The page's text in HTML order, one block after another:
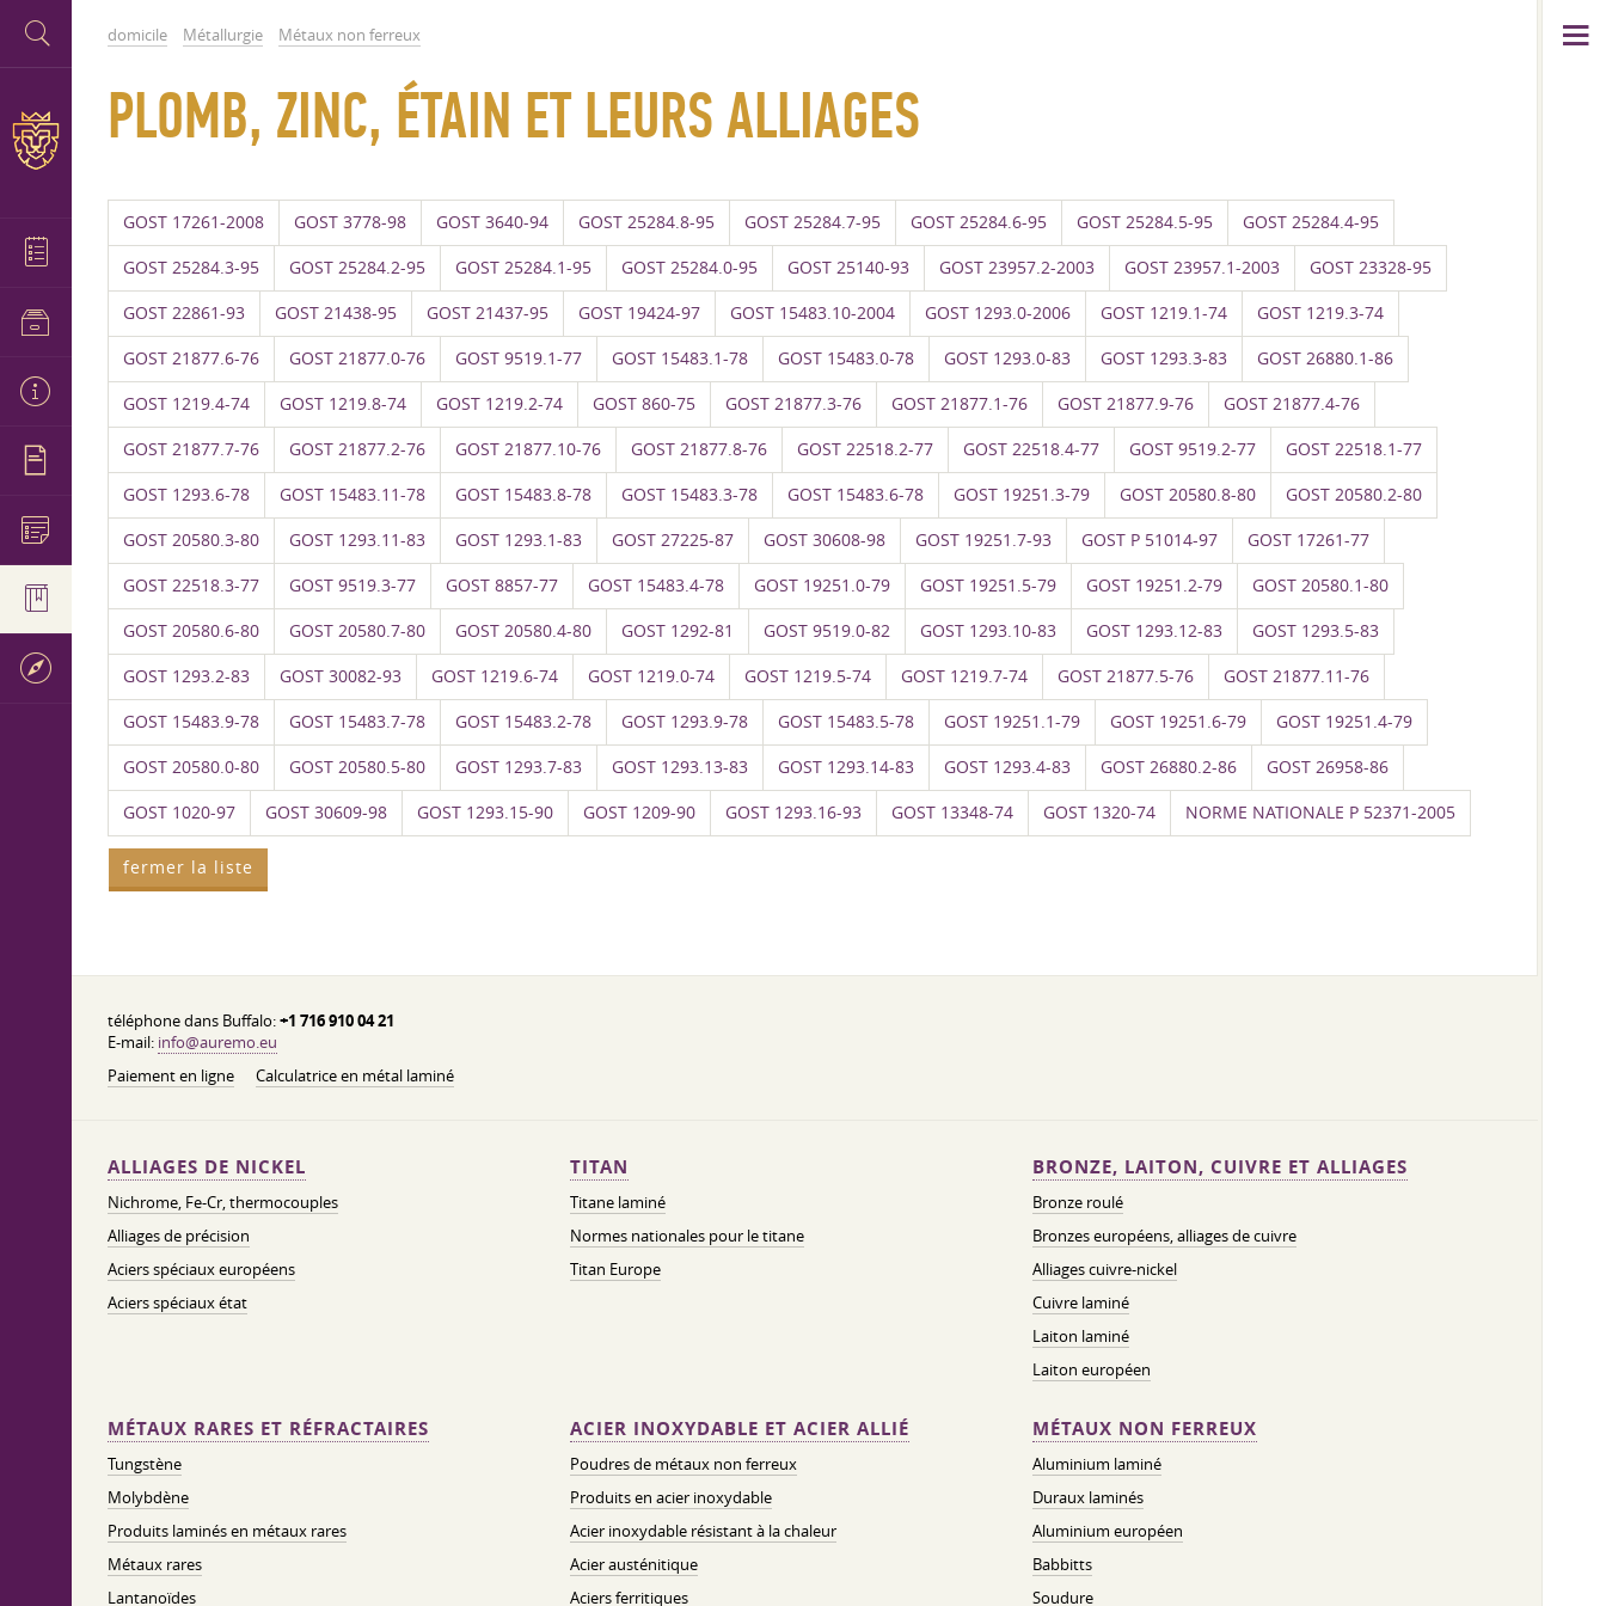
domicile Métallurgie Métaux non ferreux
PLOMB, ZINC, ÉTAIN ET LEURS ALLIAGES
GOST 17261-2008 GOST 3778-98 GOST 3640-94 GOST 25284.8-95 GOST 25284.7-95 GOST 25284.6-95 GOST 25284.5-95 GOST 25284.4-95
GOST 25284.3-95 GOST 25284.2-95 GOST 25284.1-95 GOST 25284.0-95 GOST 25140-93 GOST 23957.2-2003 GOST 23957.1-2003 GOST 23328-95
GOST 22861-93 GOST 21438-95 GOST 21437-95 GOST 19424-97 GOST 15483.10-2004 GOST 1293.0-2006 GOST 1219.1-74 GOST 1219.3-74
GOST 21877.6-76 GOST 21877.0-76 GOST 9519.1-77 GOST 15483.1-78 GOST 15483.0-78 GOST 1293.0-83 GOST 1293.3-83 GOST 26880.1-86
GOST 1219.4-74 GOST 1219.8-74 GOST 1219.2-74 GOST 860-75 GOST 21877.3-76 GOST 21877.1-76 GOST 21877.9-76 GOST 21877.4-76
GOST 21877.7-76 GOST 21877.2-76 GOST 21877.10-76 GOST 21877.8-76 GOST 22518.2-77 GOST 22518.4-77 GOST 9519.2-77 GOST 22518.1-77
GOST 1293.6-78 GOST 15483.11-78 GOST 15483.8-78 GOST 15483.3-78 GOST 15483.6-78 GOST 19251.3-79 GOST 20580.8-80 GOST 20580.2-80
GOST 20580.3-80 GOST 1293.11-83 GOST 1293.1-83 GOST 27225-87 GOST 30608-98 GOST 19251.7-93 GOST P 51014-97 GOST 17261-77
GOST 22518.3-77 GOST 9519.3-77 GOST 8857-77 GOST 15483.4-78 GOST 19251.0-79 GOST 19251.5-79 GOST 19251.2-79 GOST 20580.1-80
GOST 20580.6-80 GOST 20580.7-80 GOST 20580.4-80 GOST 1292-81 GOST 9519.0-82 GOST 1293.10-83 GOST 1293.12-83 GOST 1293.5-83
GOST 1293.2-83 GOST 30082-93 GOST 1219.6-74 GOST 1219.0-74 GOST 1219.5-74 GOST 1219.7-74 GOST 21877.5-76 GOST 21877.11-76
GOST 15483.9-78 GOST 15483.7-78 GOST 15483.2-78 GOST 1293.9-78 GOST 15483.5-78 GOST 19251.1-79 GOST 19251.6-79 GOST 19251.4-79
GOST 20580.0-80 GOST 20580.5-80 GOST 1293.7-83 GOST 1293.13-83 GOST 1293.14-83 GOST 1293.4-83 GOST 26880.2-86 GOST 26958-86
GOST 1020-97 GOST 30609-98 GOST 1293.15-90 GOST 1209-90 GOST 1293.16-93 GOST 13348-74 GOST 1320-74 NORME NATIONALE P 52371-2005
fermer la liste
téléphone dans Buffalo:+1 716 910 04 21
E-mail: info@auremo.eu
Paiement en ligne
Calculatrice en métal laminé
ALLIAGES DE NICKEL
Nichrome, Fe-Cr, thermocouples
Alliages de précision
Aciers spéciaux européens
Aciers spéciaux état
TITAN
Titane laminé
Normes nationales pour le titane
Titan Europe
BRONZE, LAITON, CUIVRE ET ALLIAGES
Bronze roulé
Bronzes européens, alliages de cuivre
Alliages cuivre-nickel
Cuivre laminé
Laiton laminé
Laiton européen
MÉTAUX RARES ET RÉFRACTAIRES
Tungstène
Molybdène
Produits laminés en métaux rares
Métaux rares
Lantanoïdes
ACIER INOXYDABLE ET ACIER ALLIÉ
Poudres de métaux non ferreux
Produits en acier inoxydable
Acier inoxydable résistant à la chaleur
Acier austénitique
Aciers ferritiques
MÉTAUX NON FERREUX
Aluminium laminé
Duraux laminés
Aluminium européen
Babbitts
Soudure